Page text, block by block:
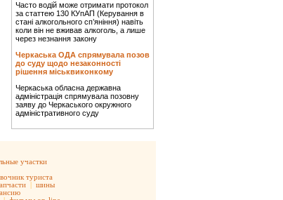
Часто водій може отримати протокол
за статтею 130 КУпАП (Керування в
стані алкогольного сп’яніння) навіть
коли він не вживав алкоголь, а лише
через незнання закону
Черкаська ОДА спрямувала позов
до суду щодо незаконності
рішення міськвиконкому
Черкаська обласна державна
адміністрація спрямувала позовну
заяву до Черкаського окружного
адміністративного суду
участки
туриста
| шины